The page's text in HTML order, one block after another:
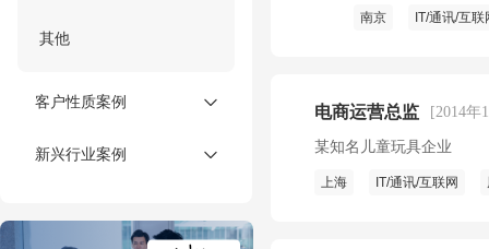
其他
客户性质案例
新兴行业案例
南京 IT/通讯/互联
电商运营总监 [2014年
某知名儿童玩具企业
上海 IT/通讯/互联网